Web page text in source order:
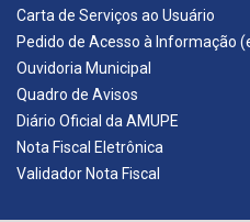
Carta de Serviços ao Usuário
Pedido de Acesso à Informação
Ouvidoria Municipal
Quadro de Avisos
Diário Oficial da AMUPE
Nota Fiscal Eletrônica
Validador Nota Fiscal